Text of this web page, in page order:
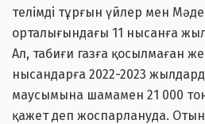
телімді тұрғын үйлер мен
орталығындағы 11 нысанға
Ал, табиғи газға қосылмаған
нысандарға 2022-2023
маусымына шамамен 21 000
қажет деп жоспарлануда.